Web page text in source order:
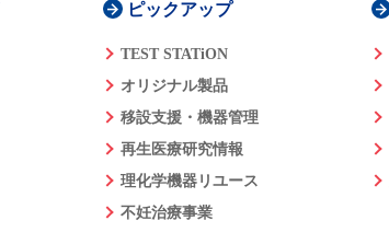
ピックアップ
TEST STATiON
オリジナル製品
移設支援・機器管理
再生医療研究情報
理化学機器リユース
不妊治療事業